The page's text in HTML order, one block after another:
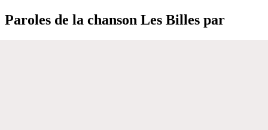
Paroles de la chanson Les Billes par